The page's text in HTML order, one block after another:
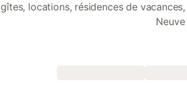
gîtes, locations, résidences de